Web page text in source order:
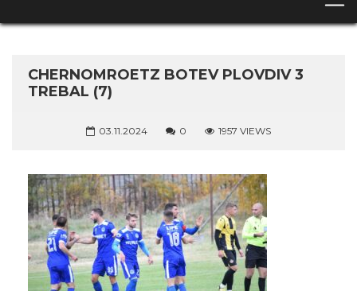
CHERNOMROETZ BOTEV PLOVDIV 3
TREBAL (7)
03.11.2024 0 1957 VIEWS